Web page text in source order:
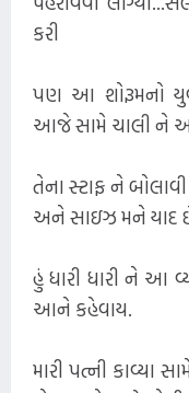
કરી
પણ આ શોરૂમનો
આજે સામે ચાલી ને
તેના સ્ટાફ ને
અને સાઇઝ મને યાદ
હું ધારી ધારી ને આ
આને કહેવાય.
મારી પત્ની કાવ્યા